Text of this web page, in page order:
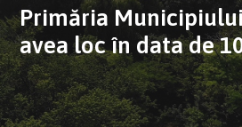
Primăria
avea loc în data de